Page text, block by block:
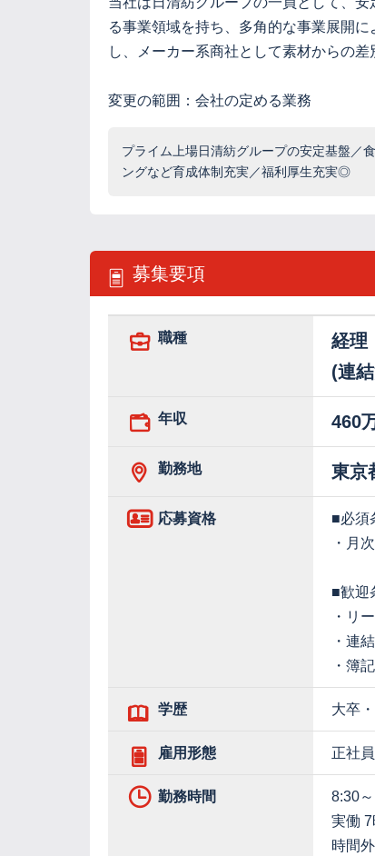
る事業領域を持ち、多角的な事業展開
し、メーカー系商社として素材からの
変更の範囲：会社の定める業務
プライム上場日清紡グループの安定基盤／
ングなど育成体制充実／福利厚生充実◎
募集要項
職種
経理
(連
年収 460
勤務地 東京
応募資格
■必須
・月
■歓迎
・リ
・連
・簿
学歴 大卒
雇用形態 正社
勤務時間
8:30
実働
時間